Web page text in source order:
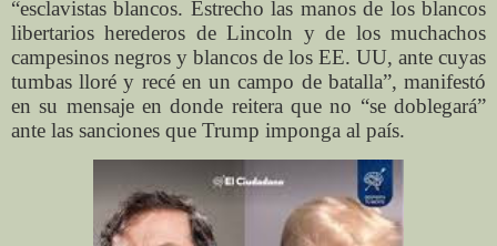
“esclavistas blancos. Estrecho las manos de los blancos
libertarios herederos de Lincoln y de los muchachos
campesinos negros y blancos de los EE. UU, ante cuyas
tumbas lloré y recé en un campo de batalla”, manifestó
en su mensaje en donde reitera que no “se doblegará”
ante las sanciones que Trump imponga al país.